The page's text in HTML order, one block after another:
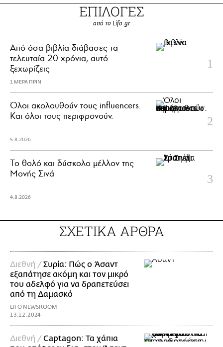
ΕΠΙΛΟΓΕΣ
από το Lifo.gr
Από όσα βιβλία διάβασες τα
τελευταία 20 χρόνια, αυτό
ξεχωρίζεις
1 ΜΕΡΑ ΠΡΙΝ
Όλοι ακολουθούν τους influencers.
Και όλοι τους περιφρονούν.
5.8.2026
Το θολό και δύσκολο μέλλον της
Μονής Σινά
4.8.2026
ΣΧΕΤΙΚΑ ΑΡΘΡΑ
Διεθνή / Συρία: Πώς ο Άσαντ
εξαπάτησε ακόμη και τον μικρό
του αδελφό για να δραπετεύσει
από τη Δαμασκό
LIFO NEWSROOM
13.12.2024
Διεθνή / Captagon: Τα χάπια